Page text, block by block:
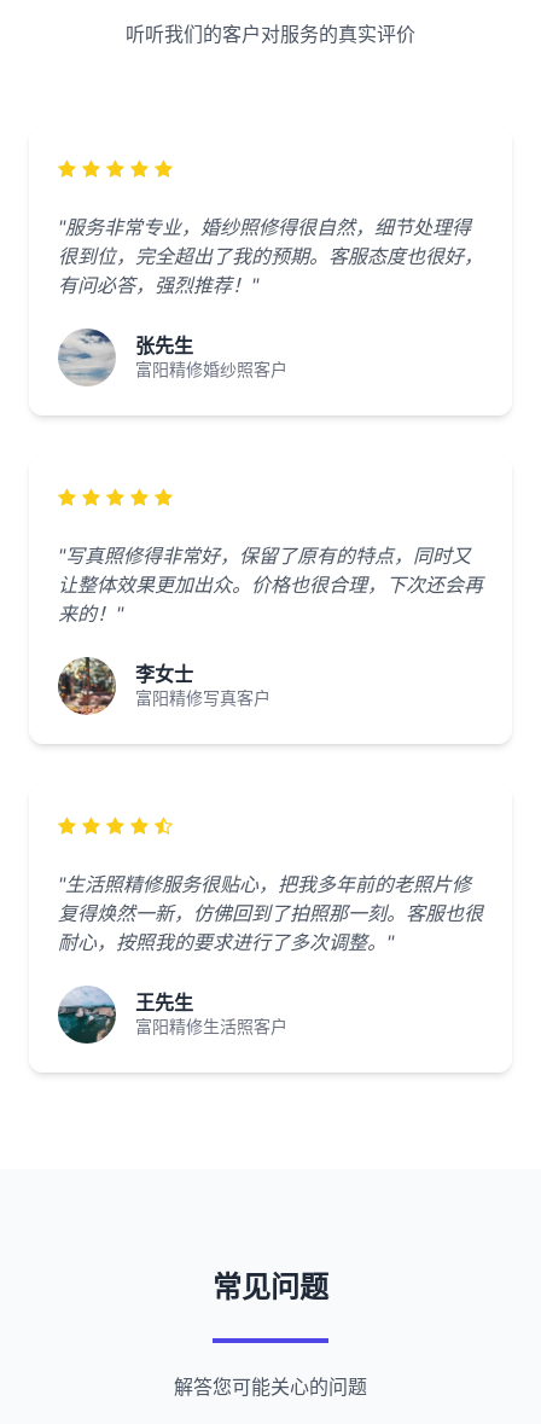
听听我们的客户对服务的真实评价
"服务非常专业，婚纱照修得很自然，细节处理得
很到位，完全超出了我的预期。客服态度也很好，
有问必答，强烈推荐！"
张先生
富阳精修婚纱照客户
"写真照修得非常好，保留了原有的特点，同时又
让整体效果更加出众。价格也很合理，下次还会再
来的！"
李女士
富阳精修写真客户
"生活照精修服务很贴心，把我多年前的老照片修
复得焕然一新，仿佛回到了拍照那一刻。客服也很
耐心，按照我的要求进行了多次调整。"
王先生
富阳精修生活照客户
常见问题
解答您可能关心的问题